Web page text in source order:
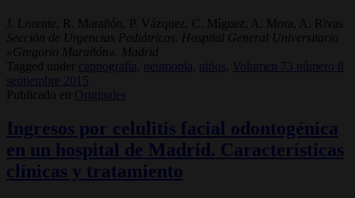
J. Lorente, R. Marañón, P. Vázquez, C. Míguez, A. Mora, A. Rivas
Sección de Urgencias Pediátricas. Hospital General Universitario
«Gregorio Marañón». Madrid
Tagged under
capnografía, neumonía, niños,
Volumen 73 número 8
septiembre 2015
Publicado en
Originales
Ingresos por celulitis facial odontogénica
en un hospital de Madrid. Características
clínicas y tratamiento